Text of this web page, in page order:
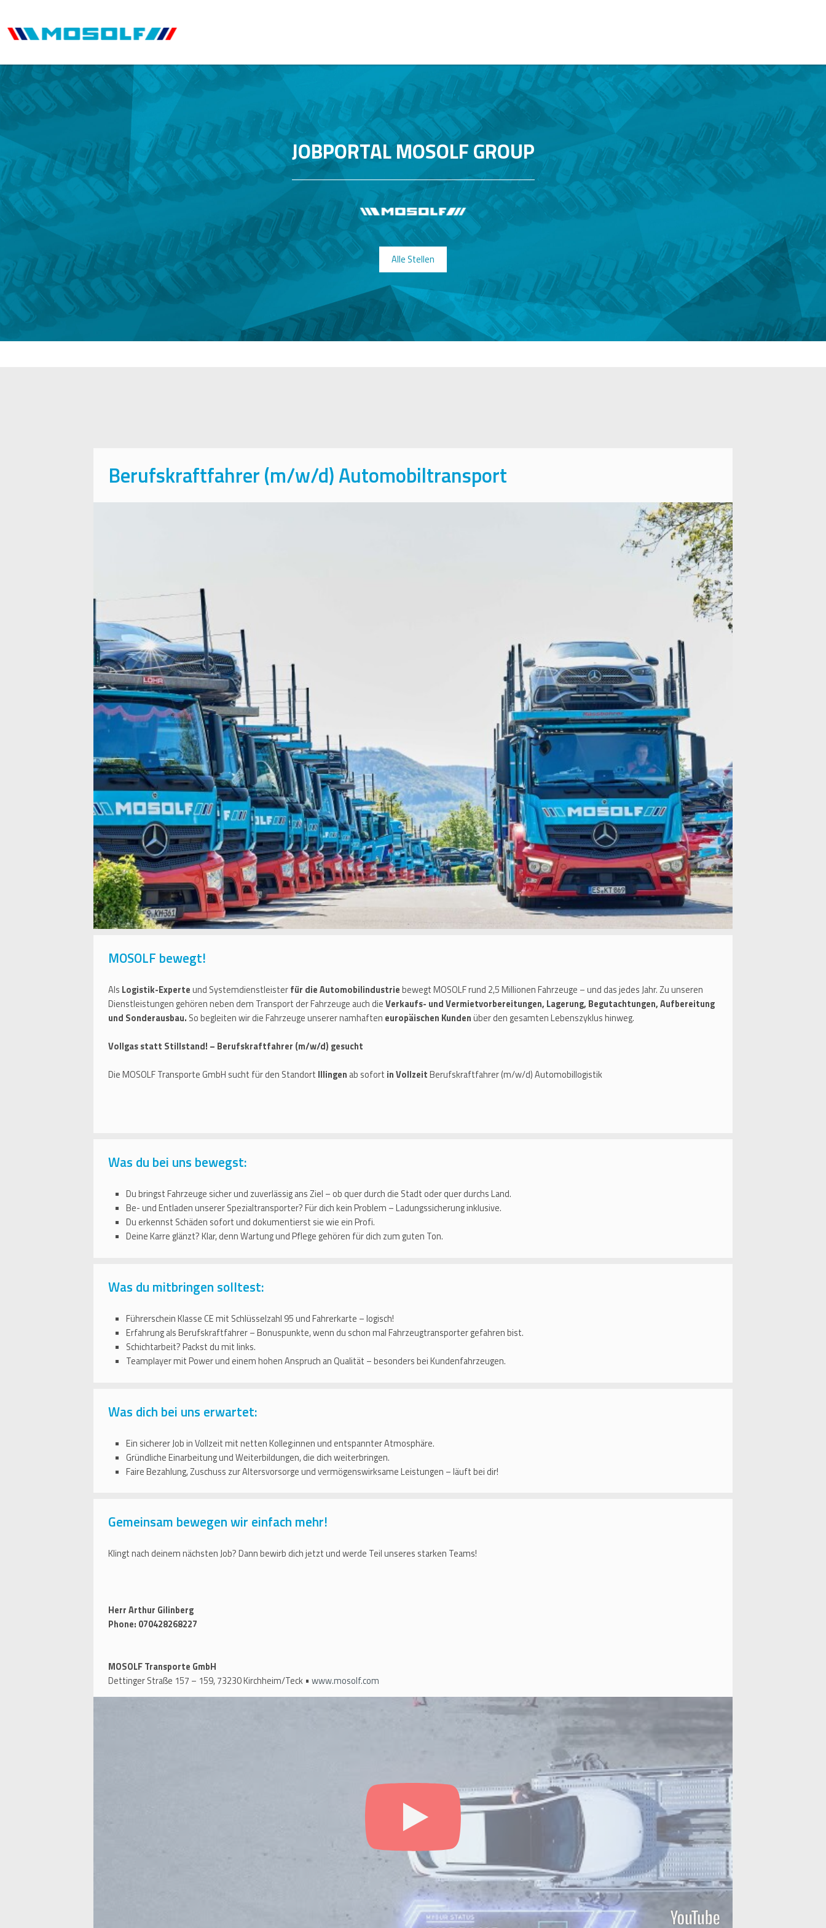
JOBPORTAL MOSOLF GROUP
Alle Stellen
Berufskraftfahrer (m/w/d) Automobiltransport
MOSOLF bewegt!
Als Logistik-Experteund Systemdienstleisterfür die Automobilindustriebewegt MOSOLF rund 2,5 Millionen Fahrzeuge – und das jedes Jahr. Zu unseren
Dienstleistungen gehören neben dem Transport der Fahrzeuge auch dieVerkaufs- und Vermietvorbereitungen, Lagerung, Begutachtungen, Aufbereitung
und Sonderausbau. So begleiten wir die Fahrzeuge unserer namhaften europäischen Kundenüber den gesamten Lebenszyklus hinweg.
Vollgas statt Stillstand! – Berufskraftfahrer (m/w/d) gesucht
Die MOSOLF Transporte GmbH sucht für den Standort Illingen ab sofort in VollzeitBerufskraftfahrer (m/w/d) Automobillogistik
Was du bei uns bewegst:
Du bringst Fahrzeuge sicher und zuverlässig ans Ziel – ob quer durch die Stadt oder quer durchs Land.
Be- und Entladen unserer Spezialtransporter? Für dich kein Problem – Ladungssicherung inklusive.
Du erkennst Schäden sofort und dokumentierst sie wie ein Profi.
Deine Karre glänzt? Klar, denn Wartung und Pflege gehören für dich zum guten Ton.
Was du mitbringen solltest:
Führerschein Klasse CE mit Schlüsselzahl 95 und Fahrerkarte – logisch!
Erfahrung als Berufskraftfahrer – Bonuspunkte, wenn du schon mal Fahrzeugtransporter gefahren bist.
Schichtarbeit? Packst du mit links.
Teamplayer mit Power und einem hohen Anspruch an Qualität – besonders bei Kundenfahrzeugen.
Was dich bei uns erwartet:
Ein sicherer Job in Vollzeit mit netten Kolleg:innen und entspannter Atmosphäre.
Gründliche Einarbeitung und Weiterbildungen, die dich weiterbringen.
Faire Bezahlung, Zuschuss zur Altersvorsorge und vermögenswirksame Leistungen – läuft bei dir!
Gemeinsam bewegen wir einfach mehr!
Klingt nach deinem nächsten Job? Dann bewirb dich jetzt und werde Teil unseres starken Teams!
Herr Arthur Gilinberg
Phone: 070428268227
MOSOLF Transporte GmbH
Dettinger Straße 157 – 159, 73230 Kirchheim/Teck • www.mosolf.com